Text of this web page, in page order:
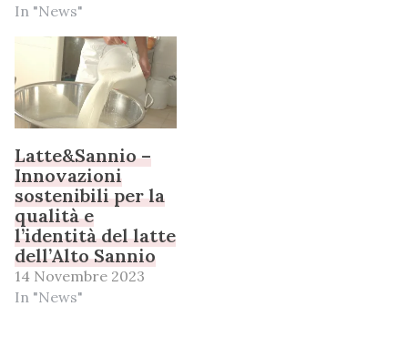
In "News"
Latte&Sannio –
Innovazioni
sostenibili per la
qualità e
l’identità del latte
dell’Alto Sannio
14 Novembre 2023
In "News"